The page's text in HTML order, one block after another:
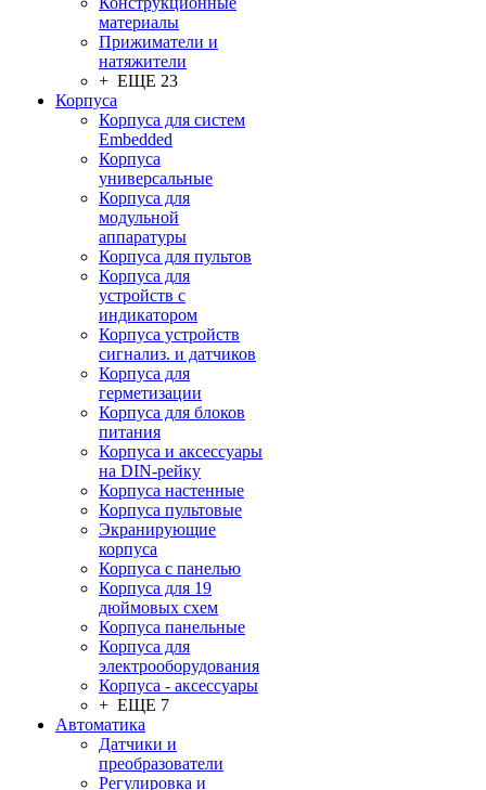
материалы
Прижиматели и
натяжители
+ ЕЩЕ 23
Корпуса
Корпуса для систем
Embedded
Корпуса
универсальные
Корпуса для
модульной
аппаратуры
Корпуса для пультов
Корпуса для
устройств с
индикатором
Корпуса устройств
сигнализ. и датчиков
Корпуса для
герметизации
Корпуса для блоков
питания
Корпуса и аксессуары
на DIN-рейку
Корпуса настенные
Корпуса пультовые
Экранирующие
корпуса
Корпуса с панелью
Корпуса для 19
дюймовых схем
Корпуса панельные
Корпуса для
электрооборудования
Корпуса - аксессуары
+ ЕЩЕ 7
Автоматика
Датчики и
преобразователи
Регулировка и